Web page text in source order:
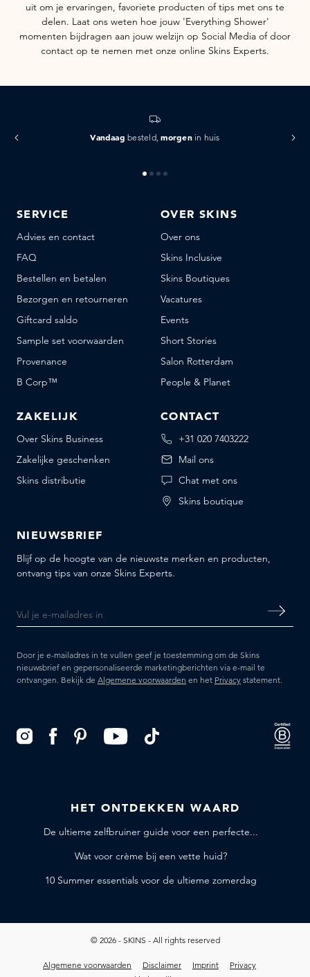
uit om je ervaringen, favoriete producten of tips met ons te
delen. Laat ons weten hoe jouw 'Everything Shower'
momenten bijdragen aan jouw welzijn op Social Media of door
contact op te nemen met onze online Skins Experts.
Vandaag besteld,morgenin huis
SERVICE
Advies en contact
FAQ
Bestellen en betalen
Bezorgen en retourneren
Giftcard saldo
Sample set voorwaarden
Provenance
B Corp™
OVER SKINS
Over ons
Skins Inclusive
Skins Boutiques
Vacatures
Events
Short Stories
Salon Rotterdam
People & Planet
ZAKELIJK
Over Skins Business
Zakelijke geschenken
Skins distributie
CONTACT
+31 020 7403222
Mail ons
Chat met ons
Skins boutique
NIEUWSBRIEF
Blijf op de hoogte van de nieuwste merken en producten,
ontvang tips van onze Skins Experts.
Door je e-mailadres in te vullen geef je toestemming om de Skins
nieuwsbrief en gepersonaliseerde marketingberichten via e-mail te
ontvangen. Bekijk de Algemene voorwaarden en het Privacy statement.
HET ONTDEKKEN WAARD
De ultieme zelfbruiner guide voor een perfecte...
Wat voor crème bij een vette huid?
10 Summer essentials voor de ultieme zomerdag
© 2026 - SKINS - All rights reserved
Algemene voorwaarden Disclaimer Imprint
Privacy